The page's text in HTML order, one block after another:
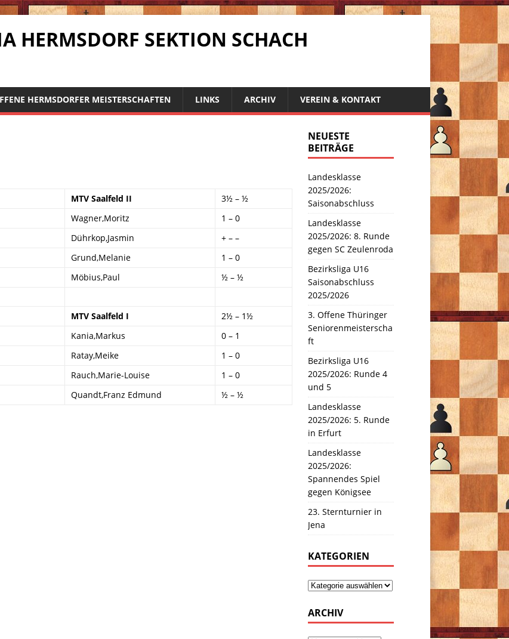
HERMSDORF SEKTION SCHACH
HERMSDORFER MEISTERSCHAFTEN LINKS ARCHIV VEREIN & KONTAKT
MTV Saalfeld II
3½ – ½
Wagner,Moritz
1 – 0
Dührkop,Jasmin
+ – –
Grund,Melanie
1 – 0
Möbius,Paul ½ – ½
MTV Saalfeld I
2½ – 1½
Kania,Markus
0 – 1
Ratay,Meike
1 – 0
Rauch,Marie-Louise
1 – 0
Quandt,Franz Edmund ½ – ½
NEUESTE
BEITRÄGE
Landesklasse
2025/2026:
Saisonabschluss
Landesklasse
2025/2026: 8. Runde
gegen SC Zeulenroda
Bezirksliga U16
Saisonabschluss
2025/2026
3. Offene Thüringer
Seniorenmeisterscha
ft
Bezirksliga U16
2025/2026: Runde 4
und 5
Landesklasse
2025/2026: 5. Runde
in Erfurt
Landesklasse
2025/2026:
Spannendes Spiel
gegen Königsee
23. Sternturnier in
Jena
KATEGORIEN
ARCHIV